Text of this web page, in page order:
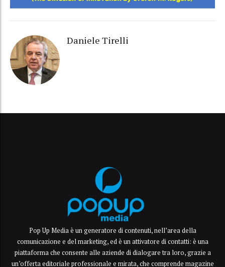
Daniele Tirelli
Pop Up Media è un generatore di contenuti, nell’area della
comunicazione e del marketing, ed è un attivatore di contatti: è una
piattaforma che consente alle aziende di dialogare tra loro, grazie a
un’offerta editoriale professionale e mirata, che comprende magazine